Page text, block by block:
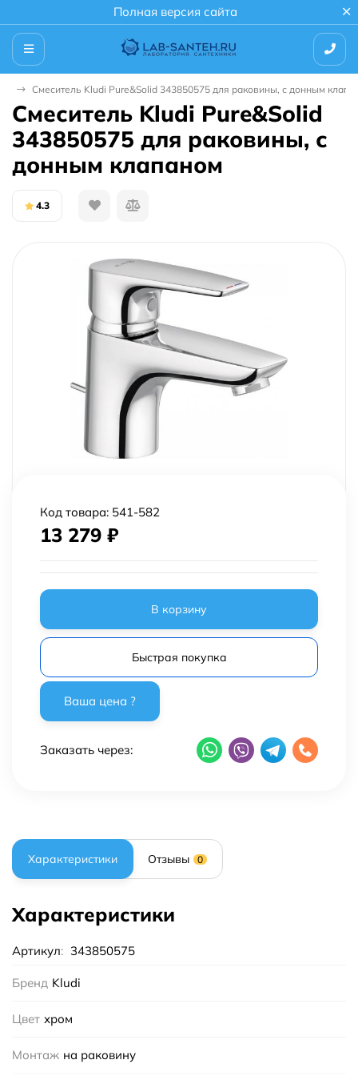
Полная версия сайта
Смеситель Kludi Pure&Solid 343850575 для раковины, с донным
Смеситель Kludi Pure&Solid
343850575 для раковины, с
донным клапаном
4.3
Код товара: 541-582
13 279 ₽
В корзину
Быстрая покупка
Заказать через:
Характеристики Отзывы 0
Характеристики
Артикул: 343850575
Бренд Kludi
Цвет хром
Монтаж на раковину